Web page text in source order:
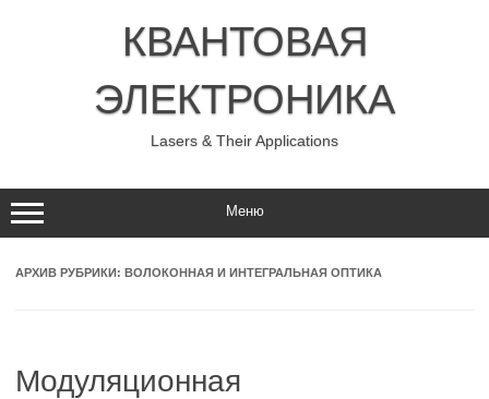
КВАНТОВАЯ
ЭЛЕКТРОНИКА
Lasers & Their Applications
Меню
АРХИВ РУБРИКИ: ВОЛОКОННАЯ И ИНТЕГРАЛЬНАЯ ОПТИКА
Модуляционная